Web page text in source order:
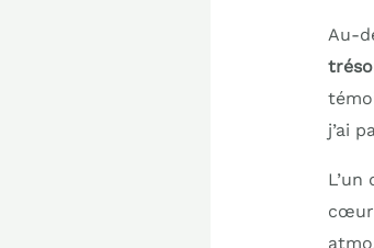
Au-
j’ai
cœur